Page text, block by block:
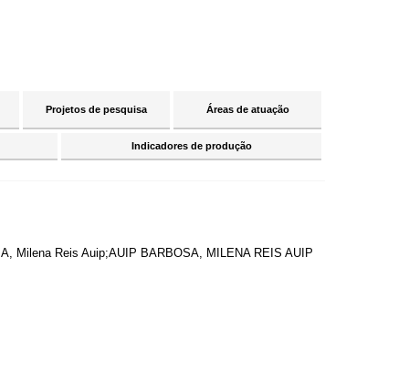
Projetos de pesquisa Áreas de atuação
Indicadores de produção
Milena Reis Auip;AUIP BARBOSA, MILENA REIS AUIP